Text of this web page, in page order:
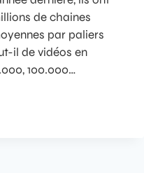
de chaines
par paliers
il de vidéos en
100.000…